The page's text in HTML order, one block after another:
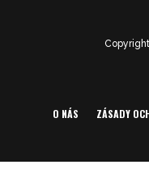
O NÁS ZÁSADY